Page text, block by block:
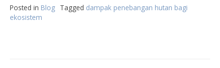
Posted in Blog Tagged dampak penebangan hutan bagi
ekosistem